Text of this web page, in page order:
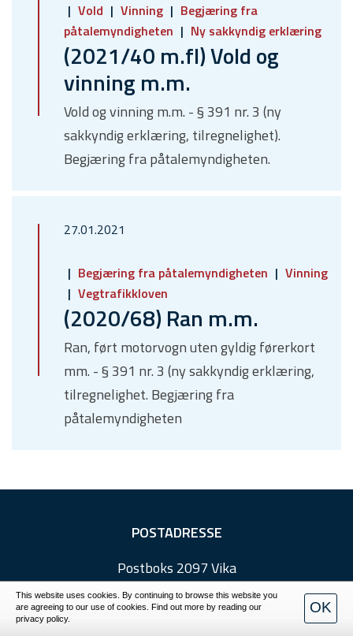
Vold Vinning
Begjæring fra
påtalemyndigheten
Ny sakkyndig erklæring
(2021/40 m.fl) Vold og
vinning m.m.
Vold og vinning m.m. - § 391 nr. 3 (ny
sakkyndig erklæring, tilregnelighet).
Begjæring fra påtalemyndigheten.
27.01.2021
Begjæring fra påtalemyndigheten
Vinning
Vegtrafikkloven
(2020/68) Ran m.m.
Ran, ført motorvogn uten gyldig førerkort
mm. - § 391 nr. 3 (ny sakkyndig erklæring,
tilregnelighet. Begjæring fra
påtalemyndigheten
o
POSTADRESSE
Postboks 2097 Vika
0125 Oslo
This website uses cookies. By continuing to browse this website you
are agreeing to our use of cookies. Find out more by reading our
privacy policy.
OK